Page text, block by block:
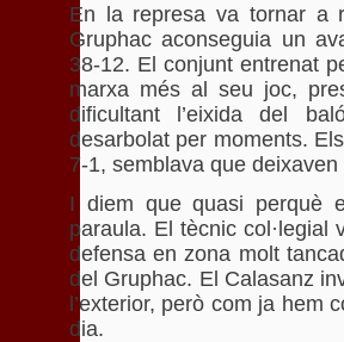
En la represa va tornar a
Gruphac aconseguia un
38-12. El conjunt entrenat
marxa més al seu joc,
dificultant l’eixida del
desarbolat per moments.
7-1, semblava que
I diem que quasi perquè
paraula. El tècnic col·legial
defensa en zona molt
del Gruphac. El Calasanz
l’exterior, però com ja hem
dia.